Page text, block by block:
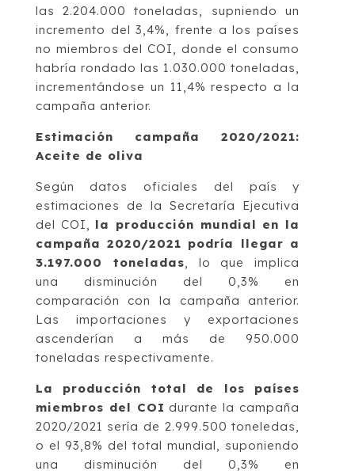
las 2.204.000 toneladas, supniendo un
incremento del 3,4%, frente a los países
no miembros del COI, donde el consumo
habría rondado las 1.030.000 toneladas,
incrementándose un 11,4% respecto a la
campaña anterior.
Estimación campaña 2020/2021:
Aceite de oliva
Según datos oficiales del país y
estimaciones de la Secretaría Ejecutiva
del COI, la producción mundial en la
campaña 2020/2021 podría llegar a
3.197.000 toneladas, lo que implica
una disminución del 0,3% en
comparación con la campaña anterior.
Las importaciones y exportaciones
ascenderían a más de 950.000
toneladas respectivamente.
La producción total de los países
miembros del COI durante la campaña
2020/2021 sería de 2.999.500 toneledas,
o el 93,8% del total mundial, suponiendo
una disminución del 0,3% en